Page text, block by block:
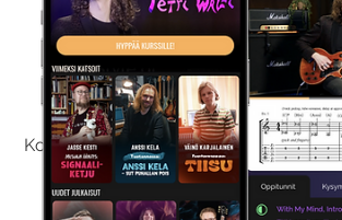
Kokeile Ilmaiseksi
Kokeilemalla ilmaiseksi saat koko
viikon ajaksi.